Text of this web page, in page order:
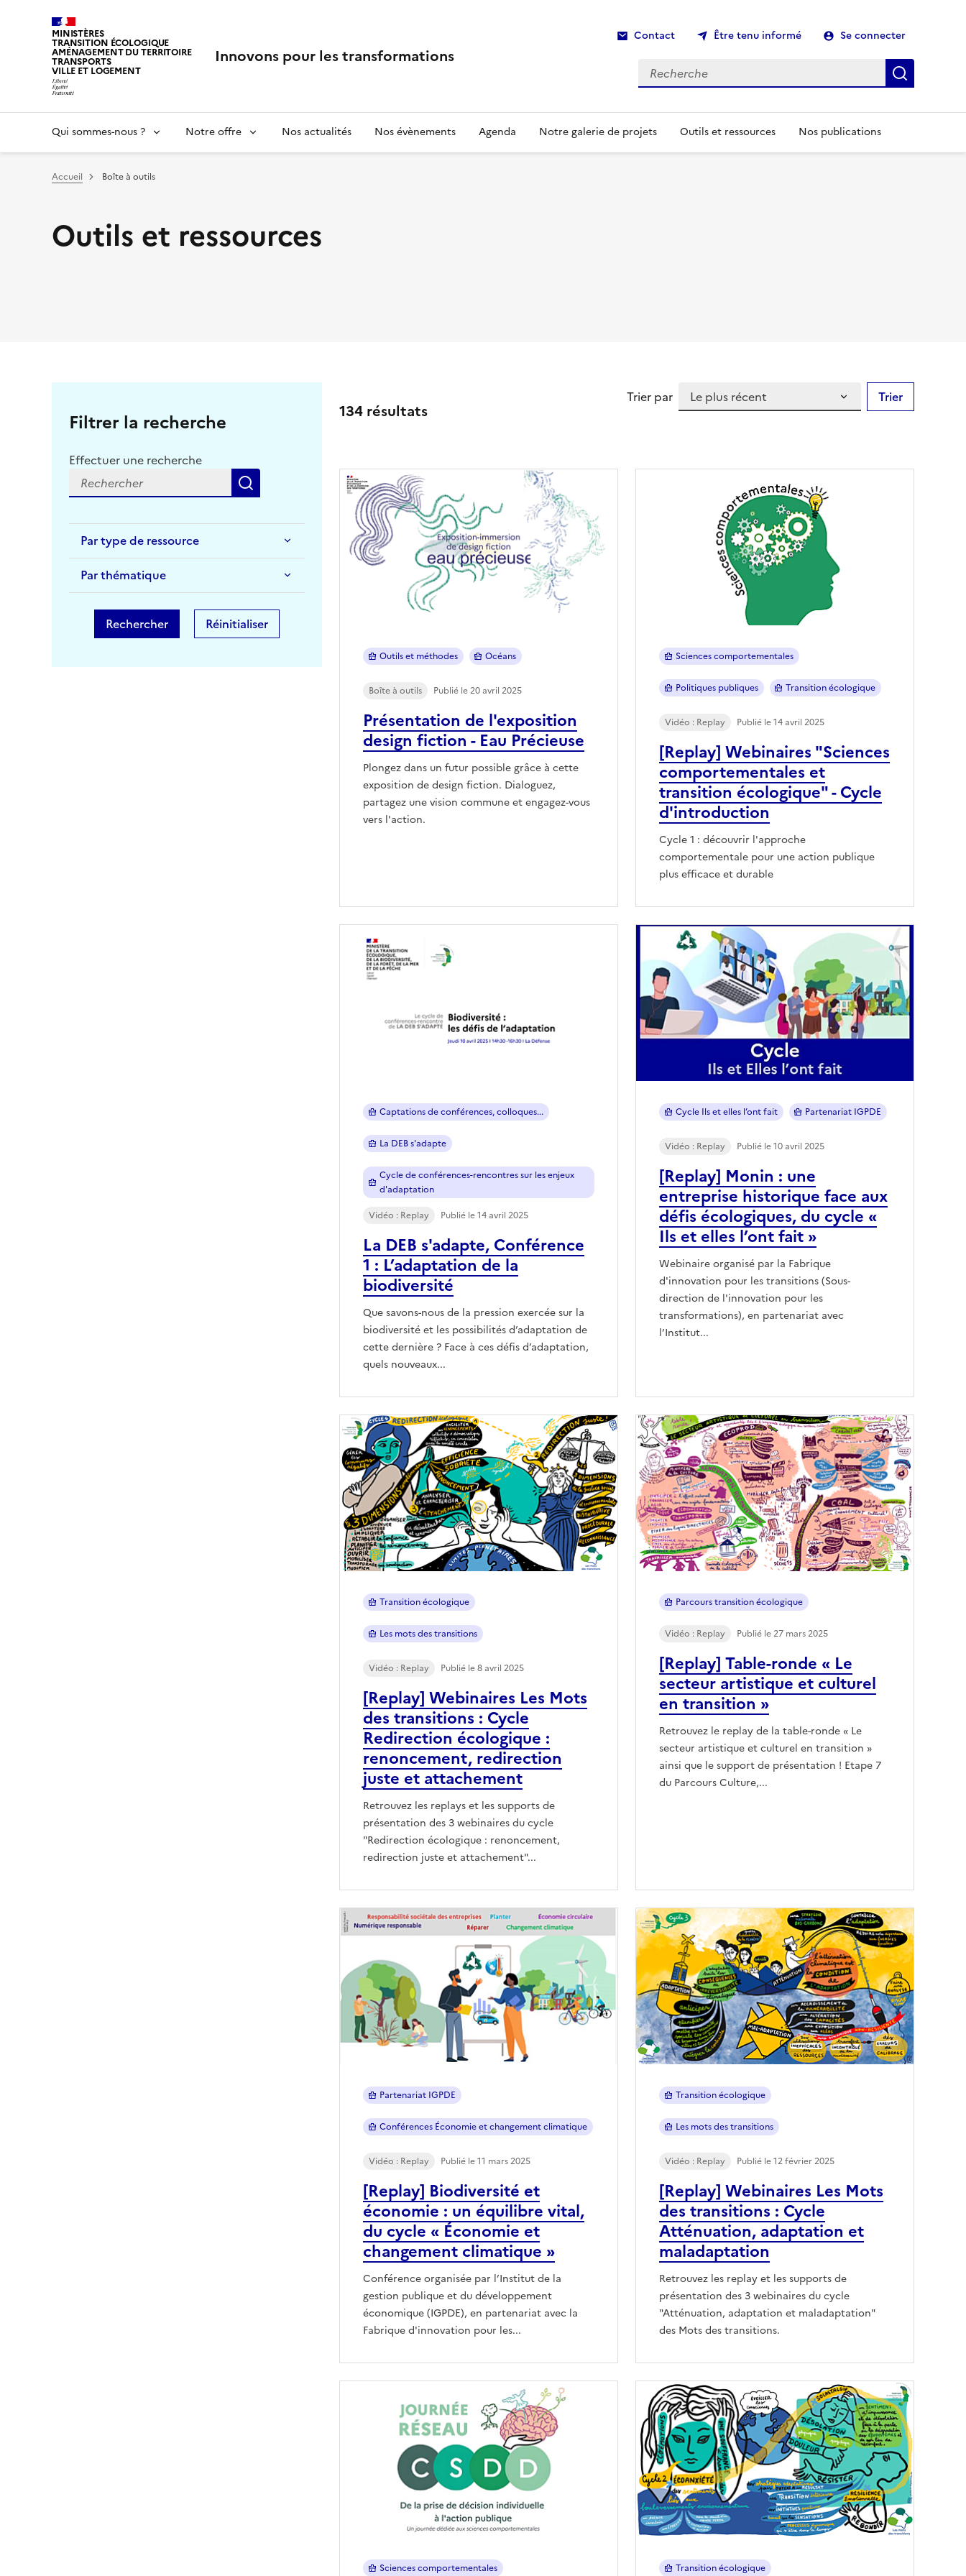
MINISTÈRES
TRANSITION ÉCOLOGIQUE
AMÉNAGEMENT DU TERRITOIRE
TRANSPORTS
VILLE ET LOGEMENT
Innovons pour les transformations
Contact Être tenu informé Se connecter
Recherche
Qui sommes-nous ? Notre offre Nos actualités Nos évènements Agenda Notre galerie de projets Outils et ressources Nos publications
Vous êtes ici :
Accueil Boîte à outils
Outils et ressources
Filtrer la recherche
Effectuer une recherche
Par type de ressource
Par thématique
Rechercher Réinitialiser
134 résultats
Trier par Trier
Présentation de l'exposition
design fiction - Eau Précieuse
Plongez dans un futur possible grâce à cette
exposition de design fiction. Dialoguez,
partagez une vision commune et engagez-vous
vers l'action.
Outils et méthodes Océans
Boîte à outils Publié le 20 avril 2025
[Replay] Webinaires "Sciences
comportementales et
transition écologique" - Cycle
d'introduction
Cycle 1 : découvrir l'approche
comportementale pour une action publique
plus efficace et durable
Sciences comportementales
Politiques publiques Transition écologique
Vidéo : Replay Publié le 14 avril 2025
La DEB s'adapte, Conférence
1 : L’adaptation de la
biodiversité
Que savons-nous de la pression exercée sur la
biodiversité et les possibilités d’adaptation de
cette dernière ? Face à ces défis d’adaptation,
quels nouveaux...
Captations de conférences, colloques...
La DEB s'adapte
Cycle de conférences-rencontres sur les enjeux
d'adaptation
Vidéo : Replay
Publié le 14 avril 2025
[Replay] Monin : une
entreprise historique face aux
défis écologiques, du cycle «
Ils et elles l’ont fait »
Webinaire organisé par la Fabrique
d'innovation pour les transitions (Sous-
direction de l'innovation pour les
transformations), en partenariat avec
l’Institut...
Cycle Ils et elles l’ont fait Partenariat IGPDE
Vidéo : Replay Publié le 10 avril 2025
[Replay] Webinaires Les Mots
des transitions : Cycle
Redirection écologique :
renoncement, redirection
juste et attachement
Retrouvez les replays et les supports de
présentation des 3 webinaires du cycle
"Redirection écologique : renoncement,
redirection juste et attachement"...
Transition écologique
Les mots des transitions
Vidéo : Replay Publié le 8 avril 2025
[Replay] Table-ronde « Le
secteur artistique et culturel
en transition »
Retrouvez le replay de la table-ronde « Le
secteur artistique et culturel en transition »
ainsi que le support de présentation ! Etape 7
du Parcours Culture,...
Parcours transition écologique
Vidéo : Replay Publié le 27 mars 2025
[Replay] Biodiversité et
économie : un équilibre vital,
du cycle « Économie et
changement climatique »
Conférence organisée par l’Institut de la
gestion publique et du développement
économique (IGPDE), en partenariat avec la
Fabrique d'innovation pour les...
Partenariat IGPDE
Conférences Économie et changement climatique
Vidéo : Replay Publié le 11 mars 2025
[Replay] Webinaires Les Mots
des transitions : Cycle
Atténuation, adaptation et
maladaptation
Retrouvez les replay et les supports de
présentation des 3 webinaires du cycle
"Atténuation, adaptation et maladaptation"
des Mots des transitions.
Transition écologique
Les mots des transitions
Vidéo : Replay Publié le 12 février 2025
Sciences comportementales Transition écologique